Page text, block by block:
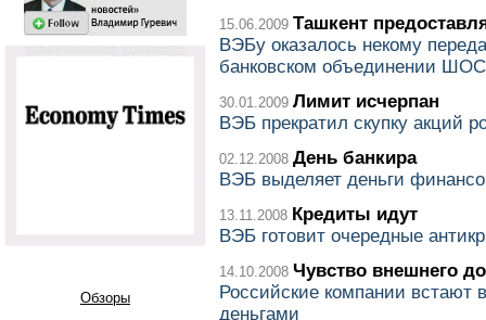
Обзоры
15.06.2009 Ташкент
ВЭБу оказалось некому
банковском объединении ШОС
30.01.2009 Лимит исчерпан
ВЭБ прекратил скупку акций
02.12.2008 День банкира
ВЭБ выделяет деньги
13.11.2008 Кредиты идут
ВЭБ готовит очередные
14.10.2008 Чувство внешнего
Российские компании встают
деньгами